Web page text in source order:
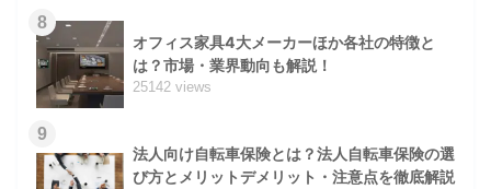
8
オフィス家具4大メーカーほか各社の特徴と
は？市場・業界動向も解説！
25142 views
9
法人向け自転車保険とは？法人自転車保険の選
び方とメリットデメリット・注意点を徹底解説